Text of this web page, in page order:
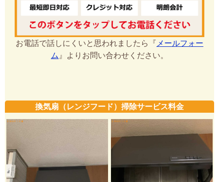
お電話で話しにくいと思われましたら『 メールフォー
ム 』よりお問い合わせください。
換気扇（レンジフード）掃除サービス料金